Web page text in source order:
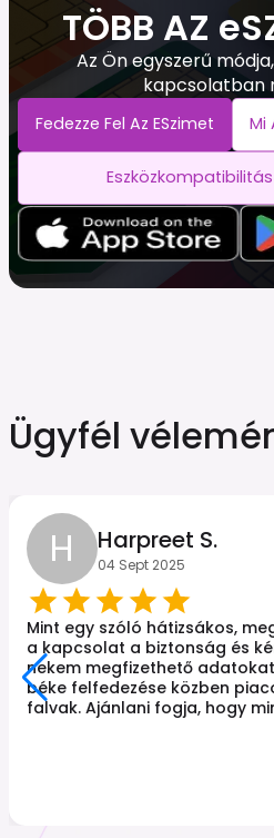
TÖBB AZ
Az Ön egyszerű
kapcsolatban
Fedezze Fel Az ESzimet Mi
Eszközkompatibilitás
Ügyfél
H Harpreet S.
04 Sept 2025
Mint egy szóló hátizsákos,
a kapcsolat a biztonság és
nekem megfizethető
béke felfedezése közben
falvak. Ajánlani fogja, hogy